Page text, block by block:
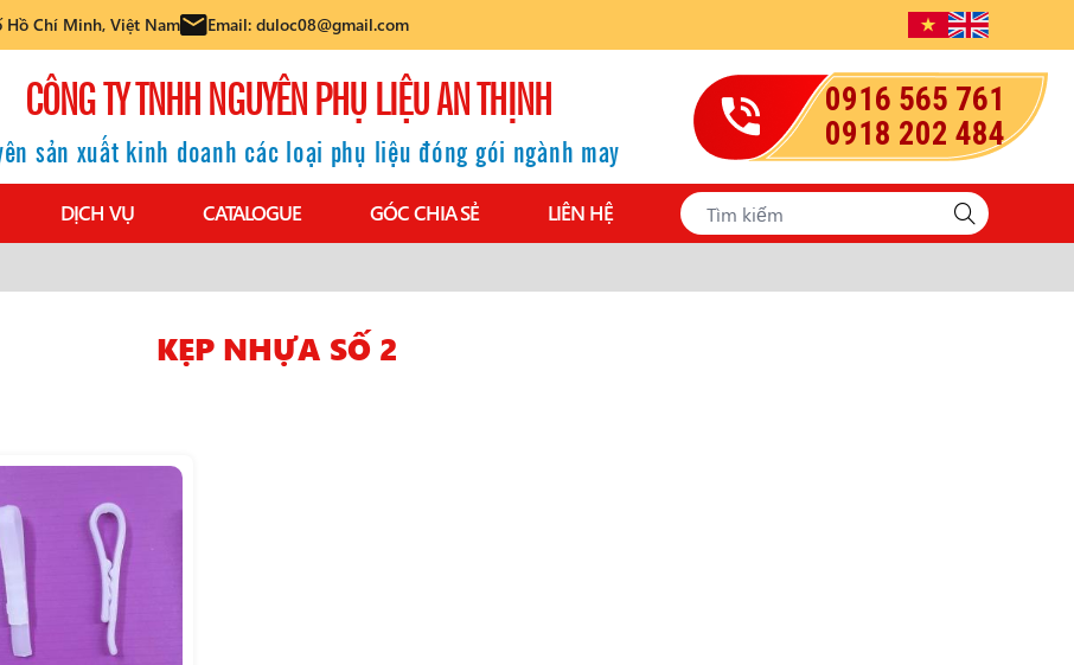
Hồ Chí Minh, Việt Nam Email: duloc08@gmail.com
CÔNG TY TNHH NGUYÊN PHỤ LIỆU AN THỊNH
sản xuất kinh doanh các loại phụ liệu đóng gói ngành may
0916 565 761
0918 202 484
DỊCH VỤ CATALOGUE GÓC CHIA SẺ LIÊN HỆ
KẸP NHỰA SỐ 2